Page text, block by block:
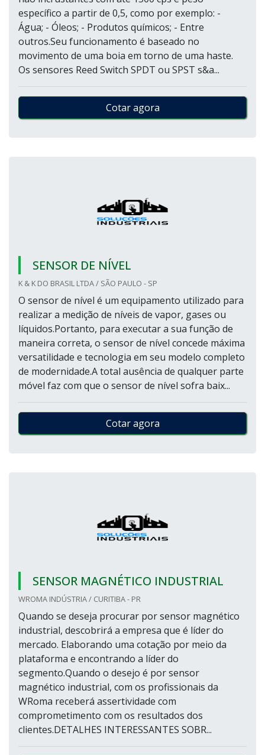
específico a partir de 0,5, como por exemplo: -
Água; - Óleos; - Produtos químicos; - Entre
outros.Seu funcionamento é baseado no
movimento de uma boia em torno de uma haste.
Os sensores Reed Switch SPDT ou SPST s&a...
Cotar agora
SENSOR DE NÍVEL
K & K DO BRASIL LTDA / SÃO PAULO - SP
O sensor de nível é um equipamento utilizado para
realizar a medição de níveis de vapor, gases ou
líquidos.Portanto, para executar a sua função de
maneira correta, o sensor de nível concede máxima
versatilidade e tecnologia em seu modelo completo
de modernidade.A total ausência de qualquer parte
móvel faz com que o sensor de nível sofra baix...
Cotar agora
SENSOR MAGNÉTICO INDUSTRIAL
WROMA INDÚSTRIA / CURITIBA - PR
Quando se deseja procurar por sensor magnético
industrial, descobrirá a empresa que é líder do
mercado. Elaborando uma cotação por meio da
plataforma e encontrando a líder do
segmento.Quando o desejo é por sensor
magnético industrial, com os profissionais da
WRoma receberá assertividade com
comprometimento com os resultados dos
clientes.DETALHES INTERESSANTES SOBR...